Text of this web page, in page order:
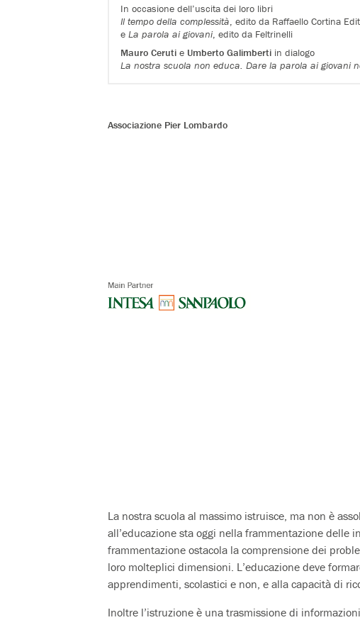
In occasione dell’uscita dei loro libri
Il tempo della complessità, edito da Raffaello Cortina
e La parola ai giovani, edito da Feltrinelli
Mauro Ceruti e Umberto Galimberti in dialogo
La nostra scuola non educa.Dare la parola ai giovani
Associazione Pier Lombardo
La nostra scuola al massimo istruisce, ma non è
all’educazione sta oggi nella frammentazione delle
frammentazione ostacola la comprensione dei
loro molteplici dimensioni. L’educazione deve
apprendimenti, scolastici e non, e alla capacità di
Inoltre l’istruzione è una trasmissione di